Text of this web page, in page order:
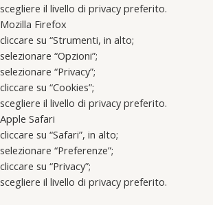
scegliere il livello di privacy preferito.
Mozilla Firefox
cliccare su “Strumenti, in alto;
selezionare “Opzioni”;
selezionare “Privacy”;
cliccare su “Cookies”;
scegliere il livello di privacy preferito.
Apple Safari
cliccare su “Safari”, in alto;
selezionare “Preferenze”;
cliccare su “Privacy”;
scegliere il livello di privacy preferito.